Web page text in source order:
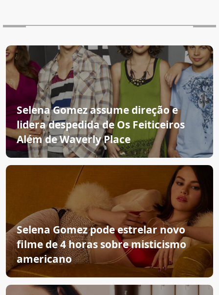
Selena Gomez assume direção e
lidera despedida de Os Feiticeiros
Além de Waverly Place
Selena Gomez pode estrelar novo
filme de 4 horas sobre misticismo
americano